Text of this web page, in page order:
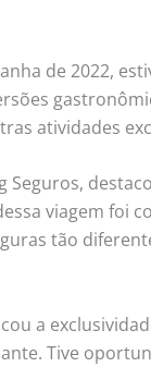
de 2022,
atividades
Seguros,
viagem
tão
a
Tive